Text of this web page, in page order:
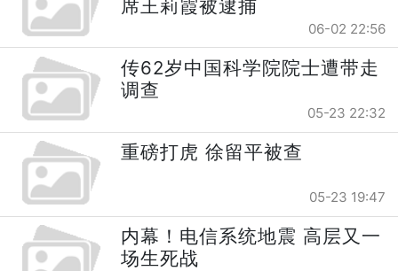
席王莉霞被逮捕
06-02 22:56
传62岁中国科学院院士遭带走
调查
05-23 22:32
重磅打虎 徐留平被查
05-23 19:47
内幕！电信系统地震 高层又一
场生死战